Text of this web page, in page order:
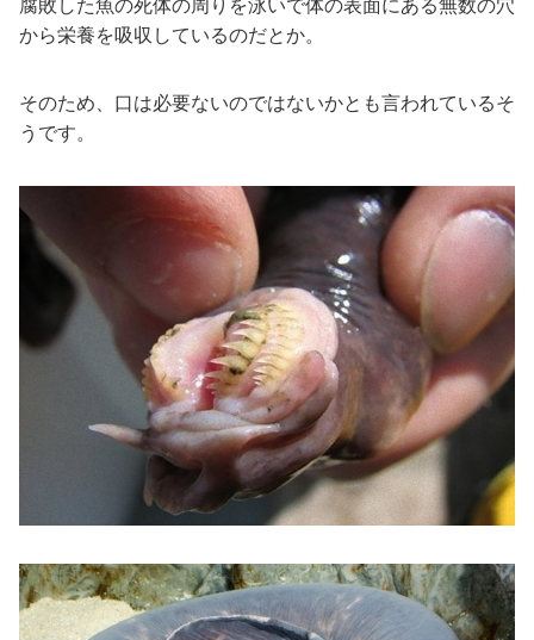
腐敗した魚の死体の周りを泳いで体の表面にある無数の穴
から栄養を吸収しているのだとか。
そのため、口は必要ないのではないかとも言われているそ
うです。